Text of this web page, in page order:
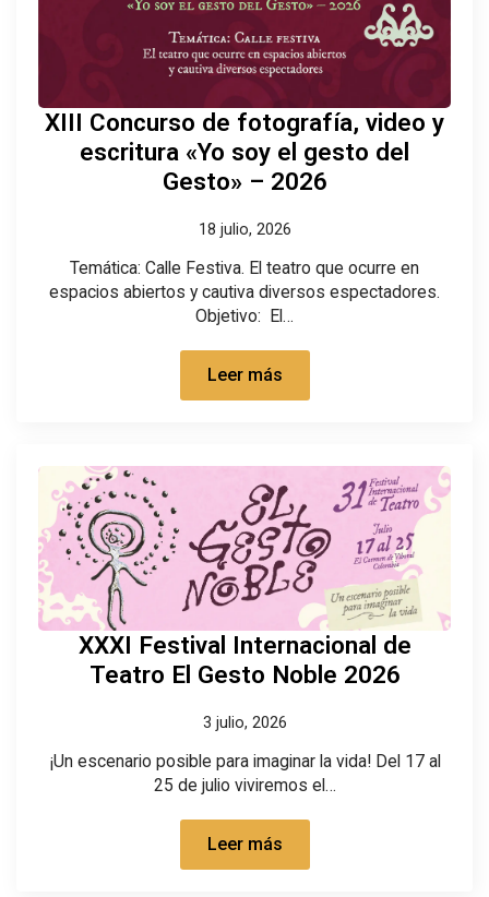
XIII Concurso de fotografía, video y
escritura «Yo soy el gesto del
Gesto» – 2026
18 julio, 2026
Temática: Calle Festiva. El teatro que ocurre en
espacios abiertos y cautiva diversos espectadores.
Objetivo: El…
Leer más
XXXI Festival Internacional de
Teatro El Gesto Noble 2026
3 julio, 2026
¡Un escenario posible para imaginar la vida! Del 17 al
25 de julio viviremos el…
Leer más